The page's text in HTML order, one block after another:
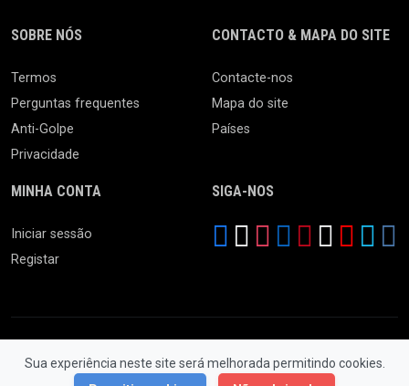
Sua experiência neste site será melhorada permitindo cookies.
SOBRE NÓS
Termos
Perguntas frequentes
Anti-Golpe
Privacidade
CONTACTO & MAPA DO SITE
Contacte-nos
Mapa do site
Países
MINHA CONTA
Iniciar sessão
Registar
SIGA-NOS
© 2026 Feira da Ladra. Todos os Direitos Reservados.